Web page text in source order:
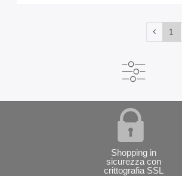
1
Shopping in
sicurezza con
crittografia SSL